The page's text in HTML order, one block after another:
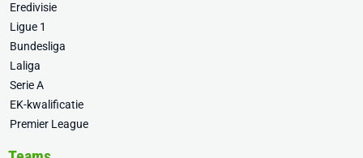
Eredivisie
Ligue 1
Bundesliga
Laliga
Serie A
EK-kwalificatie
Premier League